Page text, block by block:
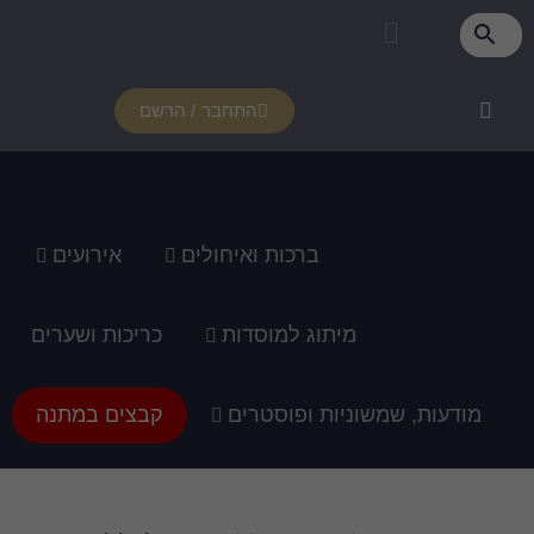
אירועים
כריכות ושערים
קבצים במתנה